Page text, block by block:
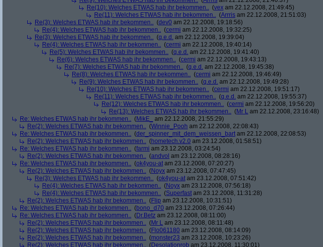
Re(10): Welches ETWAS hab ihr bekommen.. (vex am 22.12.2008, 21:49:45)
Re(11): Welches ETWAS hab ihr bekommen.. (Arrris am 22.12.2008, 21:51:03)
Re(3): Welches ETWAS hab ihr bekommen.. (dev0 am 22.12.2008, 19:18:56)
Re(4): Welches ETWAS hab ihr bekommen.. (cermi am 22.12.2008, 19:32:25)
Re(3): Welches ETWAS hab ihr bekommen.. (q.e.d. am 22.12.2008, 19:39:04)
Re(4): Welches ETWAS hab ihr bekommen.. (cermi am 22.12.2008, 19:40:14)
Re(5): Welches ETWAS hab ihr bekommen.. (q.e.d. am 22.12.2008, 19:41:40)
Re(6): Welches ETWAS hab ihr bekommen.. (cermi am 22.12.2008, 19:43:13)
Re(7): Welches ETWAS hab ihr bekommen.. (q.e.d. am 22.12.2008, 19:45:38)
Re(8): Welches ETWAS hab ihr bekommen.. (cermi am 22.12.2008, 19:46:49)
Re(9): Welches ETWAS hab ihr bekommen.. (q.e.d. am 22.12.2008, 19:49:28)
Re(10): Welches ETWAS hab ihr bekommen.. (cermi am 22.12.2008, 19:51:17)
Re(11): Welches ETWAS hab ihr bekommen.. (q.e.d. am 22.12.2008, 19:55:37)
Re(12): Welches ETWAS hab ihr bekommen.. (cermi am 22.12.2008, 19:56:20)
Re(13): Welches ETWAS hab ihr bekommen.. (Mr L am 22.12.2008, 23:16:48)
Re: Welches ETWAS hab ihr bekommen.. (MikE_
am 22.12.2008, 21:55:29)
Re(2): Welches ETWAS hab ihr bekommen.. (Winnie_Pooh am 22.12.2008, 22:08:43)
Re: Welches ETWAS hab ihr bekommen.. (der_spinner_mit_dem_weissen_bart am 22.12.2008, 22:08:53)
Re(2): Welches ETWAS hab ihr bekommen.. (hometech.v2.0 am 23.12.2008, 01:58:51)
Re: Welches ETWAS hab ihr bekommen.. (farmi am 23.12.2008, 03:24:54)
Re(2): Welches ETWAS hab ihr bekommen.. (andvol am 23.12.2008, 08:28:16)
Re: Welches ETWAS hab ihr bekommen.. (ok4you-at am 23.12.2008, 07:20:27)
Re(2): Welches ETWAS hab ihr bekommen.. (Noyx am 23.12.2008, 07:47:45)
Re(3): Welches ETWAS hab ihr bekommen.. (ok4you-at am 23.12.2008, 07:51:42)
Re(4): Welches ETWAS hab ihr bekommen.. (Noyx am 23.12.2008, 07:56:18)
Re(4): Welches ETWAS hab ihr bekommen.. (Superfast am 23.12.2008, 11:31:28)
Re(2): Welches ETWAS hab ihr bekommen.. (Flip am 23.12.2008, 10:31:51)
Re: Welches ETWAS hab ihr bekommen.. (bono_d70 am 23.12.2008, 07:26:44)
Re: Welches ETWAS hab ihr bekommen.. (Dr.Betz am 23.12.2008, 08:11:00)
Re(2): Welches ETWAS hab ihr bekommen.. (Mr L am 23.12.2008, 08:11:48)
Re(2): Welches ETWAS hab ihr bekommen.. (Flo061180 am 23.12.2008, 08:14:09)
Re(2): Welches ETWAS hab ihr bekommen.. (monster23 am 23.12.2008, 10:23:26)
Re(2): Welches ETWAS hab ihr bekommen.. (Desolationrob am 23.12.2008, 11:30:01)